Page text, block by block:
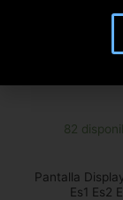
82
Pantalla
Es1 Es2